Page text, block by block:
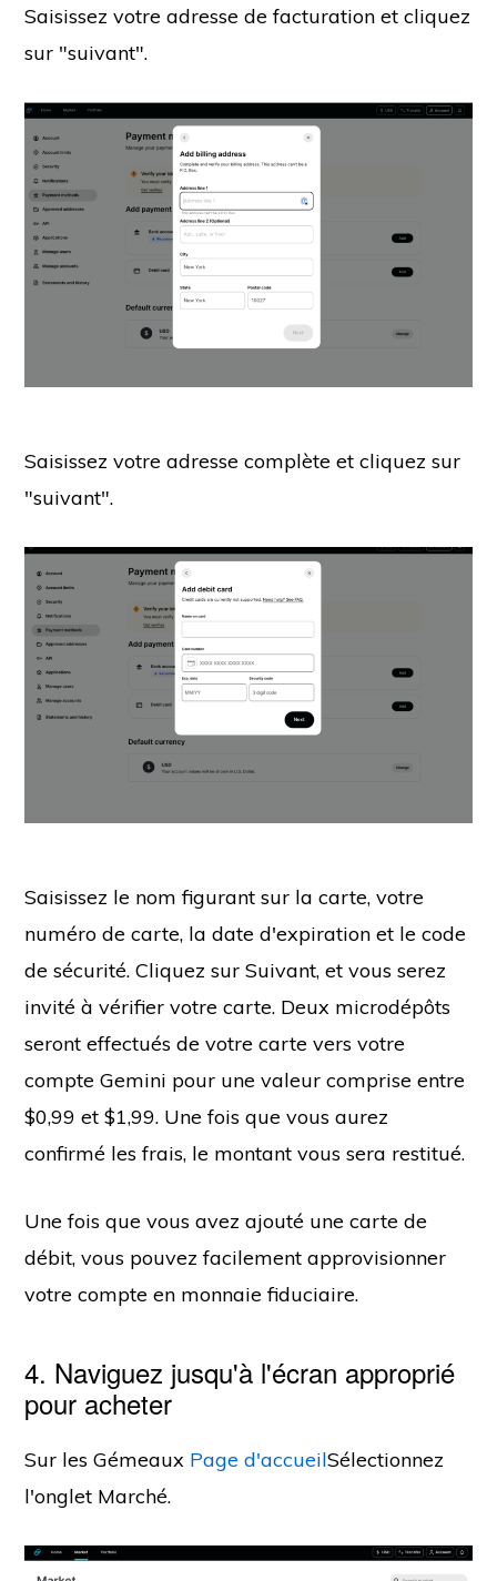
Saisissez votre adresse de facturation et cliquez
sur "suivant".
Saisissez votre adresse complète et cliquez sur
"suivant".
Saisissez le nom figurant sur la carte, votre
numéro de carte, la date d'expiration et le code
de sécurité. Cliquez sur Suivant, et vous serez
invité à vérifier votre carte. Deux microdépôts
seront effectués de votre carte vers votre
compte Gemini pour une valeur comprise entre
$0,99 et $1,99. Une fois que vous aurez
confirmé les frais, le montant vous sera restitué.
Une fois que vous avez ajouté une carte de
débit, vous pouvez facilement approvisionner
votre compte en monnaie fiduciaire.
4. Naviguez jusqu'à l'écran approprié
pour acheter
Sur les Gémeaux Page d'accueilSélectionnez
l'onglet Marché.